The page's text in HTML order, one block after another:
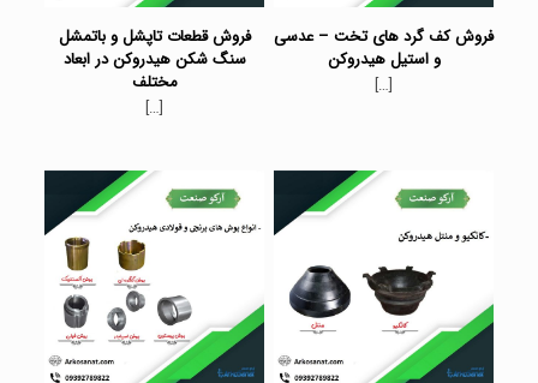
فروش کف گرد های تخت – عدسی
و استیل هیدروکن
[…]
فروش قطعات تاپشل و باتمشل
سنگ شکن هیدروکن در ابعاد
مختلف
[…]